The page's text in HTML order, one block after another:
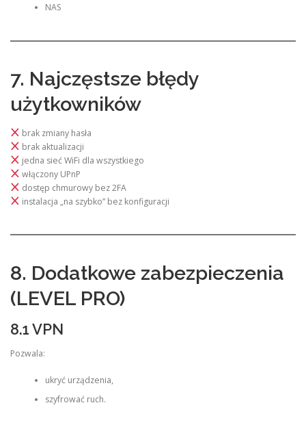
NAS
7. Najczęstsze błędy
użytkowników
brak zmiany hasła
brak aktualizacji
jedna sieć WiFi dla wszystkiego
włączony UPnP
dostęp chmurowy bez 2FA
instalacja „na szybko” bez konfiguracji
8. Dodatkowe zabezpieczenia
(LEVEL PRO)
8.1 VPN
Pozwala:
ukryć urządzenia,
szyfrować ruch.